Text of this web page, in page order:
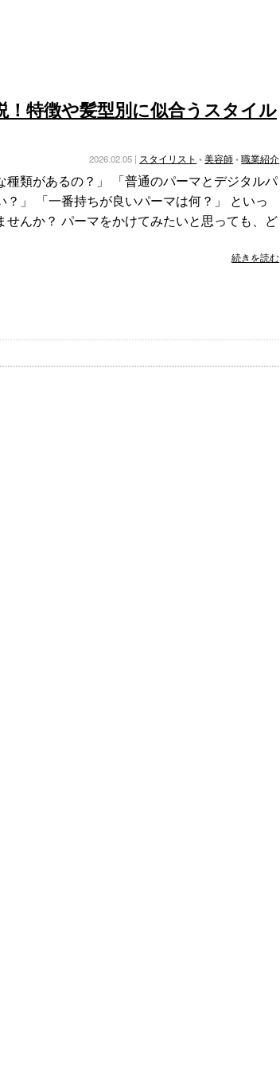
特徴や髪型別に似合うスタイル
2026.02.05 | スタイリスト •美容師•職業紹介
種類があるの？」 「普通のパーマとデジタルパ
？」 「一番持ちが良いパーマは何？」 といっ
せんか？ パーマをかけてみたいと思っても、ど
続きを読む